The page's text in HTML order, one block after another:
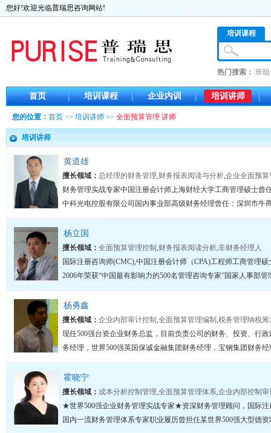
您好!欢迎光临普瑞思咨询网站!
培训课程
热门搜索： 班
首页 培训课程 企业内训 培训讲师
您的位置： 首页 >> 培训讲师 >> 全面预算管理 讲师
培训讲师
黄道雄
擅长领域： 总经理的财务管理,财务报表阅读与分析,企业全面预算
财务管理实战专家中国注册会计师上海财经大学工商管理硕士曾
中科光电控股有限公司国内事业部高级财务经理曾任：深圳市牛
杨立国
擅长领域： 全面预算管理控制 ,财务报表阅读分析,非财务经理人
国际注册咨询师(CMC),中国注册会计师（CPA)工程师工商管理
2006年荣获“中国最有影响力的500名管理咨询专家”国家人事部
杨勇鑫
擅长领域： 企业内部审计控制 ,全面预算管理编制 ,税务管理纳税筹
现任500强台资企业财务总监，目前负责公司的财务、投资、行
务经理，世界500强英国保诚金融集团财务经理，宝钢集团财务
霍晓宁
擅长领域： 成本分析控制管理,全面预算管理体系,企业内部控制审
★世界500强企业财务管理实战专家★资深财务管理顾问，国际
国内一流财务管理体系专家职业履历曾担任某世界500强大型德